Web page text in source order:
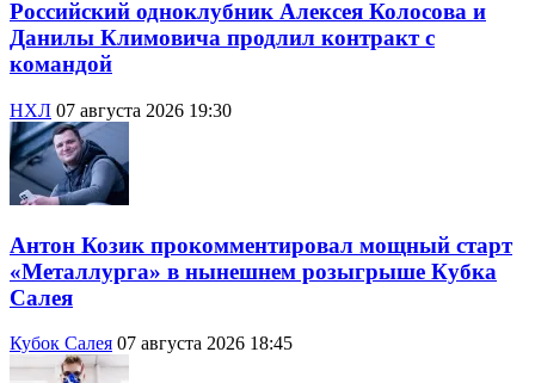
Российский одноклубник Алексея Колосова и
Данилы Климовича продлил контракт с
командой
НХЛ 07 августа 2026 19:30
Антон Козик прокомментировал мощный старт
«Металлурга» в нынешнем розыгрыше Кубка
Салея
Кубок Салея 07 августа 2026 18:45